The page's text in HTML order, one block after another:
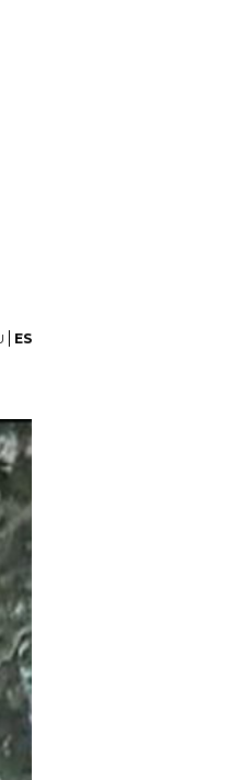
ES